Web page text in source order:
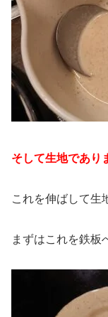
そして生地であり
これを伸ばして生
まずはこれを鉄板